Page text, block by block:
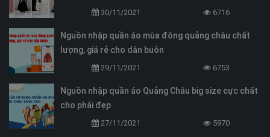
30/11/2021 6716
Nguồn nhập quần áo mùa đông quảng châu chất
lượng, giá rẻ cho dân buôn
29/11/2021 6753
Nguồn nhập quần áo Quảng Châu big size cực chất
cho phái đẹp
27/11/2021 5970